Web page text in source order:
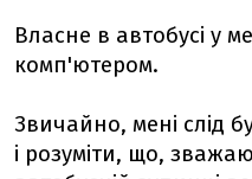
Власне в автобусі у
комп'ютером.
Звичайно, мені слід
і розуміти, що,